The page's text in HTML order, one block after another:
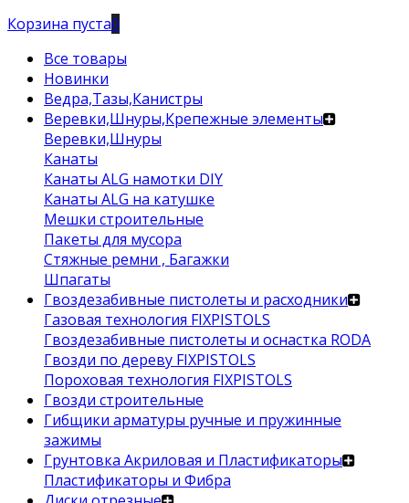
Корзина пуста0
Все товары
Новинки
Ведра,Тазы,Канистры
Веревки,Шнуры,Крепежные элементы
Веревки,Шнуры
Канаты
Канаты ALG намотки DIY
Канаты ALG на катушке
Мешки строительные
Пакеты для мусора
Стяжные ремни , Багажки
Шпагаты
Гвоздезабивные пистолеты и расходники
Газовая технология FIXPISTOLS
Гвоздезабивные пистолеты и оснастка RODA
Гвозди по дереву FIXPISTOLS
Пороховая технология FIXPISTOLS
Гвозди строительные
Гибщики арматуры ручные и пружинные
зажимы
Грунтовка Акриловая и Пластификаторы
Пластификаторы и Фибра